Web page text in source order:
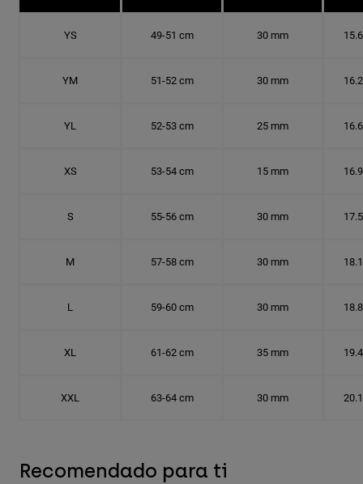
YS 49-51 cm 30 mm
YM 51-52 cm 30 mm
YL 52-53 cm 25 mm
XS 53-54 cm 15 mm
S 55-56 cm 30 mm
M 57-58 cm 30 mm
L 59-60 cm 30 mm
XL 61-62 cm 35 mm
XXL 63-64 cm 30 mm
Recomendado para ti